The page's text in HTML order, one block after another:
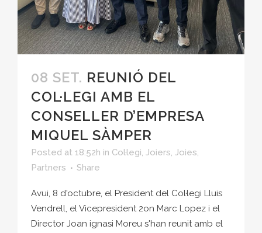
08 SET. REUNIÓ DEL
COL·LEGI AMB EL
CONSELLER D’EMPRESA
MIQUEL SÀMPER
Posted at 18:52h in Col·legi Joiers Joies
Partners
Share
Avui, 8 d'octubre, el President del Col·legi Lluis
Vendrell, el Vicepresident 2on Marc Lopez i el
Director Joan ignasi Moreu s'han reunit amb el